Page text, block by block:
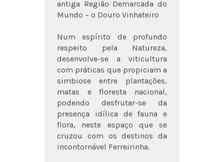
antiga Região Demarcada do
Mundo – o Douro Vinhateiro
Num espírito de profundo
respeito pela Natureza,
desenvolve-se a viticultura
com práticas que propiciam a
simbiose entre plantações,
matas e floresta nacional,
podendo desfrutar-se da
presença idílica de fauna e
flora, neste espaço que se
cruzou com os destinos da
incontornável Ferreirinha.